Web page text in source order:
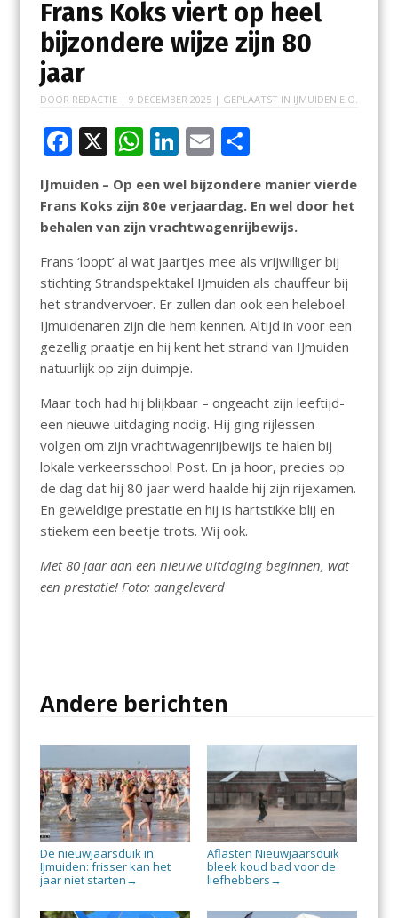
Frans Koks viert op heel
bijzondere wijze zijn 80
jaar
DOOR REDACTIE | 9 DECEMBER 2025| GEPLAATST IN IJMUIDEN E.O.
F
ac
e
b
o
o
k
X W
at
s
A
p
p
Li
n
k
e
dI
n
E
m
ai
l
D
e
n
IJmuiden – Op een wel bijzondere manier vierde
Frans Koks zijn 80e verjaardag. En wel door het
behalen van zijn vrachtwagenrijbewijs.
Frans ‘loopt’ al wat jaartjes mee als vrijwilliger bij
stichting Strandspektakel IJmuiden als chauffeur bij
het strandvervoer. Er zullen dan ook een heleboel
IJmuidenaren zijn die hem kennen. Altijd in voor een
gezellig praatje en hij kent het strand van IJmuiden
natuurlijk op zijn duimpje.
Maar toch had hij blijkbaar – ongeacht zijn leeftijd-
een nieuwe uitdaging nodig. Hij ging rijlessen
volgen om zijn vrachtwagenrijbewijs te halen bij
lokale verkeersschool Post. En ja hoor, precies op
de dag dat hij 80 jaar werd haalde hij zijn rijexamen.
En geweldige prestatie en hij is hartstikke blij en
stiekem een beetje trots. Wij ook.
Met 80 jaar aan een nieuwe uitdaging beginnen, wat
een prestatie! Foto: aangeleverd
Andere berichten
De nieuwjaarsduik in
IJmuiden: frisser kan het
jaar niet starten →
Aflasten Nieuwjaarsduik
bleek koud bad voor de
liefhebbers →